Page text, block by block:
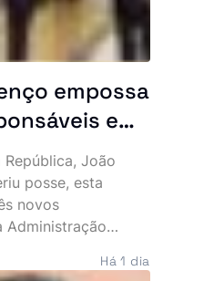
empossa
e
“O
República, João
posse, esta
novos
Administração
directo aosHá 1 dia